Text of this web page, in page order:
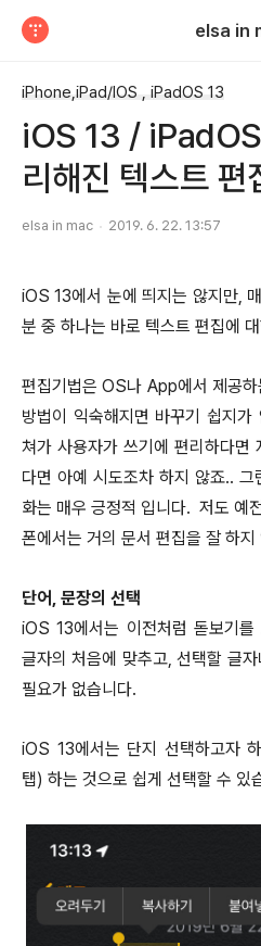
elsa in
iPhone,iPad/IOS , iPadOS 13
iOS 13 /
리해진 텍스트 편
elsa in mac 2019. 6. 22. 13:57
iOS 13에서 눈에 띄지는 않지만,
분 중 하나는 바로 텍스트 편집에
편집기법은 OS나 App에서 제공
방법이 익숙해지면 바꾸기 쉽지
쳐가 사용자가 쓰기에 편리하다면
다면 아예 시도조차 하지 않죠..
화는 매우 긍정적 입니다. 저도 예
폰에서는 거의 문서 편집을 잘 하
단어, 문장의 선택
iOS 13에서는 이전처럼 돋보기
글자의 처음에 맞추고, 선택할 글
필요가 없습니다.
iOS 13에서는 단지 선택하고자
탭) 하는 것으로 쉽게 선택할 수 있